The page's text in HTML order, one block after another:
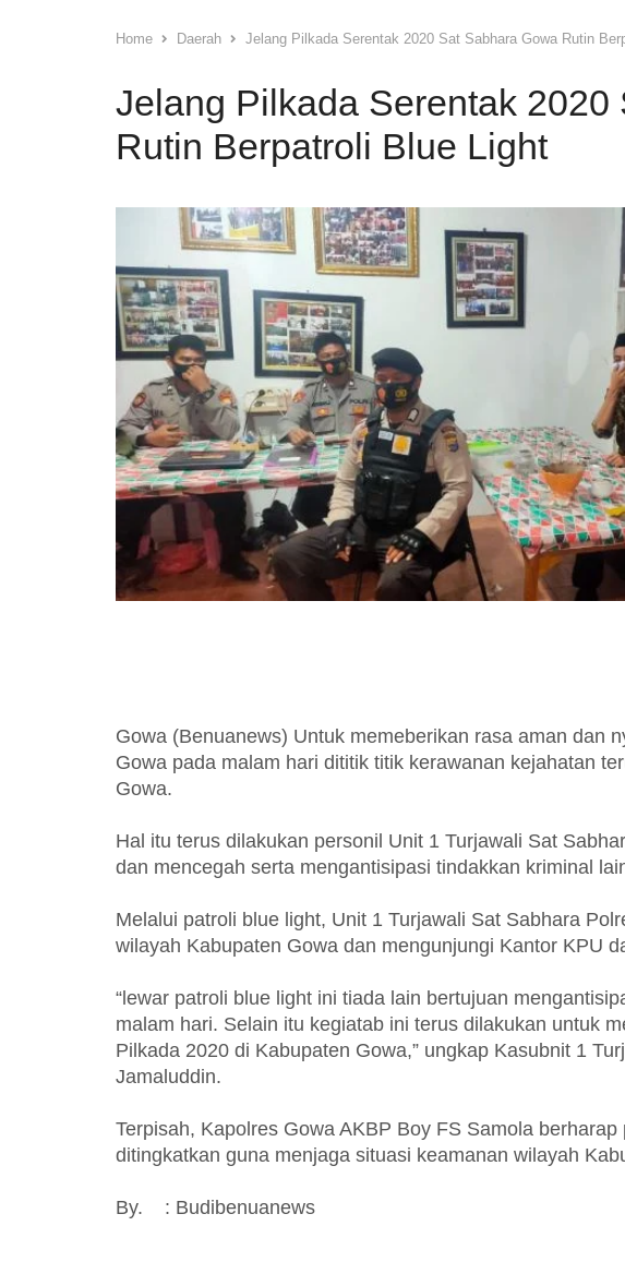
Home Daerah Jelang Pilkada Serentak 2020 Sat Sabhara Gowa Rutin
Jelang Pilkada Serentak 2020
Rutin Berpatroli Blue Light
Gowa (Benuanews) Untuk memeberikan rasa aman dan
Gowa pada malam hari dititik titik kerawanan kejahatan
Gowa.
Hal itu terus dilakukan personil Unit 1 Turjawali Sat
dan mencegah serta mengantisipasi tindakkan kriminal
Melalui patroli blue light, Unit 1 Turjawali Sat Sabhara
wilayah Kabupaten Gowa dan mengunjungi Kantor KPU
“lewar patroli blue light ini tiada lain bertujuan
malam hari. Selain itu kegiatab ini terus dilakukan untuk
Pilkada 2020 di Kabupaten Gowa,” ungkap Kasubnit 1
Jamaluddin.
Terpisah, Kapolres Gowa AKBP Boy FS Samola
ditingkatkan guna menjaga situasi keamanan wilayah
By. : Budibenuanews